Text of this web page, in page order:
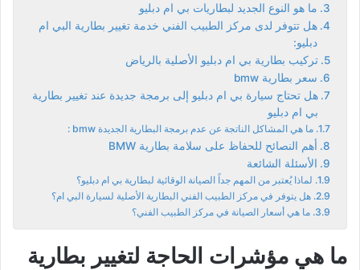
ما هو النوع الجديد لبطاريات بي ام دبليو
هل تتوفر لدى مركز الطبيب الفني خدمة تغيير بطارية البي ام
دبليو:
تركيب بطارية بي ام دبليو الأصلية بالرياض
سعر بطارية bmw
هل تحتاج سيارة بي ام دبليو إلى برمجة جديدة عند تغيير بطارية
بي ام دبليو
ما هي المشاكل الناتجة عن عدم برمجة البطارية الجديدة bmw :
أهم النصائح للحفاظ على سلامة بطارية BMW
الأسئلة الشائعة
لماذا يُعتبر من المهم جداً الصيانة الوقائية لبطارية بي ام دبليو؟
هل يتوفر في مركز الطبيب الفني البطارية الأصلية لسيارة البي ام؟
ما هي أسعار الصيانة في مركز الطبيب الفني؟
ما هي مؤشرات الحاجة لتغيير بطارية